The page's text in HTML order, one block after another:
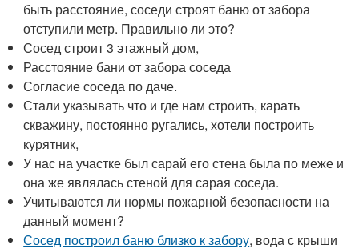
быть расстояние, соседи строят баню от забора
отступили метр. Правильно ли это?
Сосед строит 3 этажный дом,
Расстояние бани от забора соседа
Согласие соседа по даче.
Стали указывать что и где нам строить, карать
скважину, постоянно ругались, хотели построить
курятник,
У нас на участке был сарай его стена была по меже и
она же являлась стеной для сарая соседа.
Учитываются ли нормы пожарной безопасности на
данный момент?
Сосед построил баню близко к забору, вода с крыши